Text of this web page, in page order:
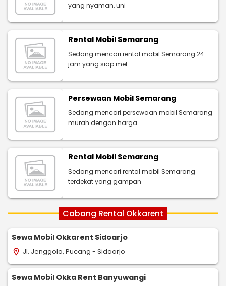
yang nyaman, uni
Rental Mobil Semarang
Sedang mencari rental mobil Semarang 24
jam yang siap mel
Persewaan Mobil Semarang
Sedang mencari persewaan mobil Semarang
murah dengan harga
Rental Mobil Semarang
Sedang mencari rental mobil Semarang
terdekat yang gampan
Cabang Rental Okkarent
Sewa Mobil Okkarent Sidoarjo
location_on Jl. Jenggolo, Pucang - Sidoarjo
Sewa Mobil Okka Rent Banyuwangi